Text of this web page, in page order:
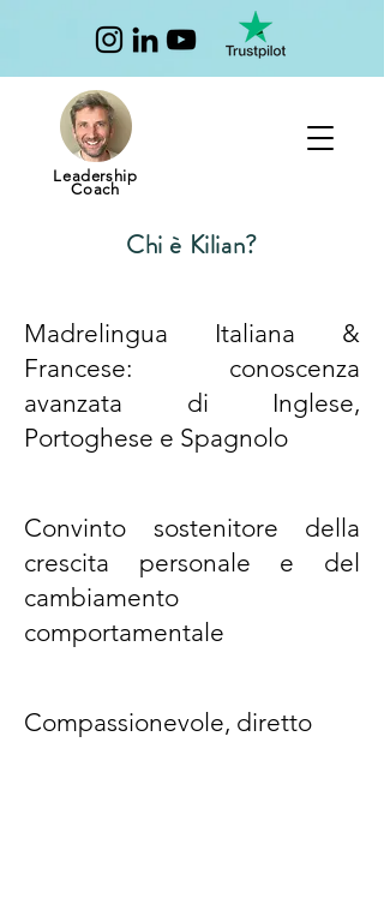
Leadership
Coach
Chi è Kilian?
Madrelingua Italiana &
Francese: conoscenza
avanzata di Inglese,
Portoghese e Spagnolo
Convinto sostenitore della
crescita personale e del
cambiamento
comportamentale
Compassionevole, diretto